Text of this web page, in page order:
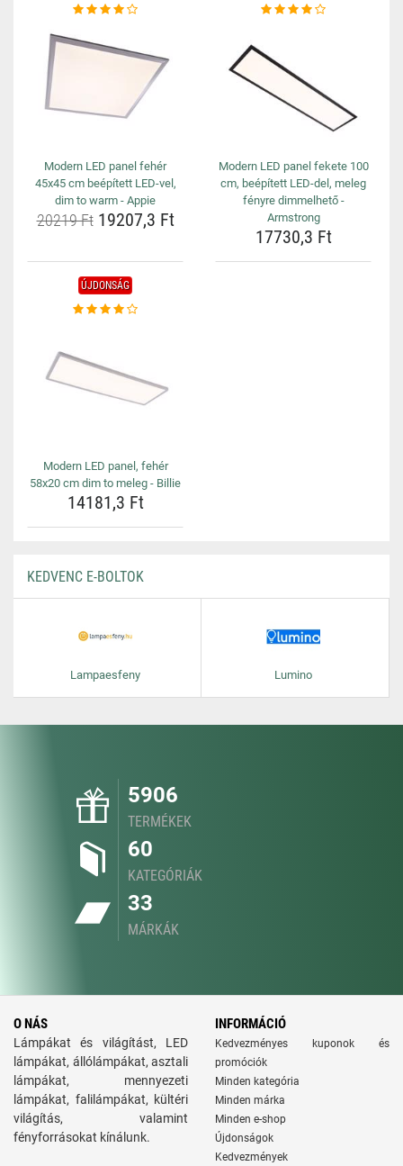
Modern LED panel fehér
45x45 cm beépített LED-vel,
dim to warm - Appie
20219 Ft19207,3 Ft
Modern LED panel fekete 100
cm, beépített LED-del, meleg
fényre dimmelhető -
Armstrong
17730,3 Ft
ÚJDONSÁG
Modern LED panel, fehér
58x20 cm dim to meleg - Billie
14181,3 Ft
KEDVENC E-BOLTOK
Lampaesfeny Lumino
5906
TERMÉKEK
60
KATEGÓRIÁK
33
MÁRKÁK
O NÁS
Lámpákat és világítást, LED
lámpákat, állólámpákat, asztali
lámpákat, mennyezeti
lámpákat, falilámpákat, kültéri
világítás, valamint
fényforrásokat kínálunk.
INFORMÁCIÓ
Kedvezményes kuponok és
promóciók
Minden kategória
Minden márka
Minden e-shop
Újdonságok
Kedvezmények